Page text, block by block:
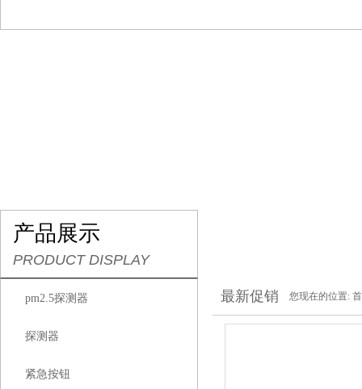
产品展示
PRODUCT DISPLAY
pm2.5探测器
探测器
紧急按钮
最新促销 您现在的位置: